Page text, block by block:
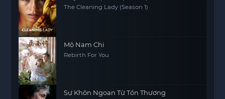
The Cleaning Lady (Season 1)
Mộ Nam Chi
Rebirth For You
Sự Khôn Ngoan Từ Tổn Thương